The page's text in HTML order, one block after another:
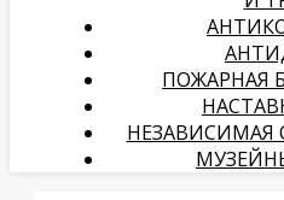
ПОЖАРНАЯ
НЕЗАВИСИМАЯ